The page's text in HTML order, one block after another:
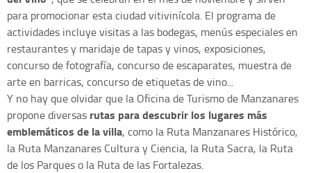
para promocionar esta ciudad vitivinícola. El programa de
actividades incluye visitas a las bodegas, menús especiales en
restaurantes y maridaje de tapas y vinos, exposiciones,
concurso de fotografía, concurso de escaparates, muestra de
arte en barricas, concurso de etiquetas de vino...
Y no hay que olvidar que la Oficina de Turismo de Manzanares
propone diversas rutas para descubrir los lugares más
emblemáticos de la villa, como la Ruta Manzanares Histórico,
la Ruta Manzanares Cultura y Ciencia, la Ruta Sacra, la Ruta
de los Parques o la Ruta de las Fortalezas.